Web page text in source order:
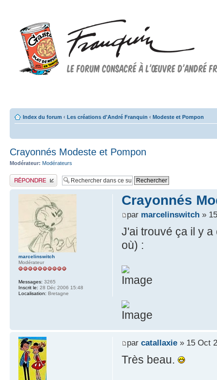
Index du forum ‹ Les créations d'André Franquin ‹ Modeste et Pompon
Crayonnés Modeste et Pompon
Modérateur: Modérateurs
Publier une réponse
Crayonnés
par marcelinswitch»
J'ai trouvé ça il y
où) :
marcelinswitch
Modérateur
Messages: 3265
Inscrit le: 28 Déc 2006 15:48
Localisation: Bretagne
par catallaxie» 15 Oct
Très beau.